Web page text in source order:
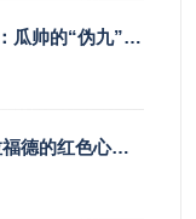
曼城 vs 切尔西直播复盘：瓜帅的“伪九”陷阱，如何绞杀蓝军的“三中卫”？
曼联对阵利物浦，老特拉福德的红色心跳与蓝色暗涌